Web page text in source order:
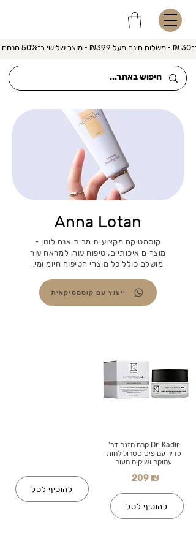
הנחה
Anna Lotan
קוסמטיקה מקצועית מבית אנה לוטן -
מוצרים איכותיים, טיפוח עור, למראה עור
מושלם כולל כל מוצרי הטיפוח היומיומי.
ייעוץ עם קוסמטיקאית
להוסיף לסל
Dr. Kadir קרם הזנה דר'
כדיר עם פיטוסטרול לחות
עמוקה ושיקום העור
209 ₪
להוסיף לסל